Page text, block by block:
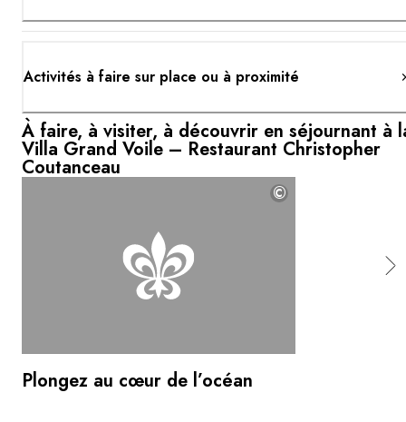
Activités à faire sur place ou à proximité
À faire, à visiter, à découvrir en séjournant à
Villa Grand Voile – Restaurant Christopher
Coutanceau
©
Plongez au cœur de l’océan